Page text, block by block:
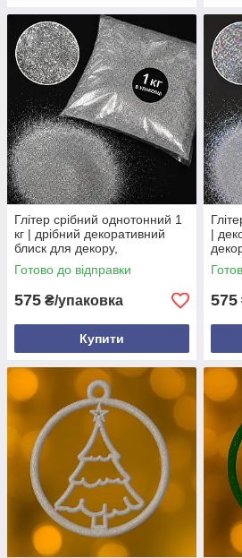
Глітер срібний однотонний 1
кг | дрібний декоративний
блиск для декору,
флористики та творчості
Готово до відправки
575 ₴/упаковка
Купити
|
575